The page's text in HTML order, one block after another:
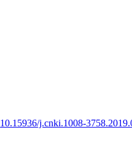
10.15936/j.cnki.1008-